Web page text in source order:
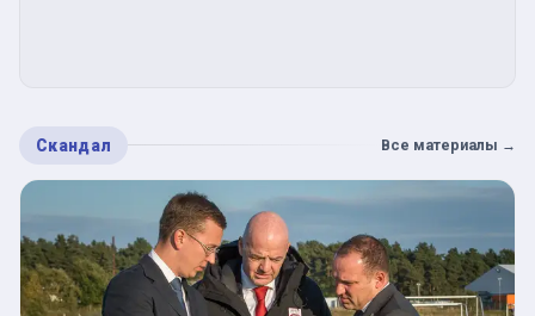
Скандал Все материалы →